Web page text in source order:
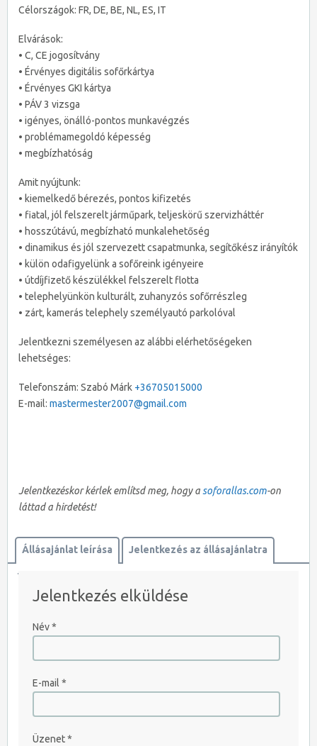
Célországok: FR, DE, BE, NL, ES, IT
Elvárások:
• C, CE jogosítvány
• Érvényes digitális sofőrkártya
• Érvényes GKI kártya
• PÁV 3 vizsga
• igényes, önálló-pontos munkavégzés
• problémamegoldó képesség
• megbízhatóság
Amit nyújtunk:
• kiemelkedő bérezés, pontos kifizetés
• fiatal, jól felszerelt járműpark, teljeskörű szervizháttér
• hosszútávú, megbízható munkalehetőség
• dinamikus és jól szervezett csapatmunka, segítőkész irányítók
• külön odafigyelünk a sofőreink igényeire
• útdíjfizető készülékkel felszerelt flotta
• telephelyünkön kulturált, zuhanyzós sofőrrészleg
• zárt, kamerás telephely személyautó parkolóval
Jelentkezni személyesen az alábbi elérhetőségeken
lehetséges:
Telefonszám: Szabó Márk +36705015000
E-mail: mastermester2007@gmail.com
Jelentkezéskor kérlek említsd meg, hogy a soforallas.com-on
láttad a hirdetést!
Állásajánlat leírása Jelentkezés az állásajánlatra
Térkép megtekintése
JELENTKEZEM AZONNAL
Jelentkezés elküldése
Név*
E-mail *
Üzenet*